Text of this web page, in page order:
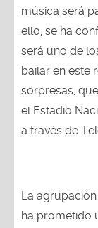
música será
ello, se ha
será uno de
bailar en este
sorpresas,
el Estadio
a través de
La
ha prometido